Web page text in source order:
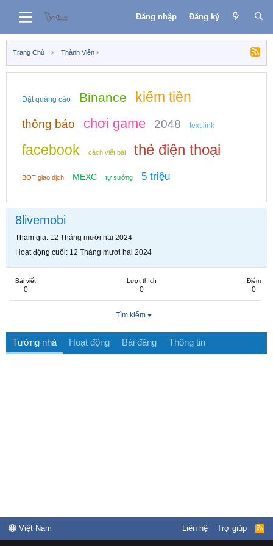
Đăng nhập Đăng ký
Trang Chủ Thành Viên
Đặt quảng cáo Binance kiếm tiền
thông báo chơi game 2048 text link
facebook cách viết bài thẻ điện thoại
BOT giao dịch MEXC tự sướng 5 triệu
8livemobi
Tham gia 12 Tháng mười hai 2024
Hoạt động cuối 12 Tháng mười hai 2024
Bài viết
0
Lượt thích
0
Điểm
0
Tìm kiếm
Tường nhà Hoạt động Bài đăng Thông tin
Việt Nam Liên hệ Trợ giúp
R